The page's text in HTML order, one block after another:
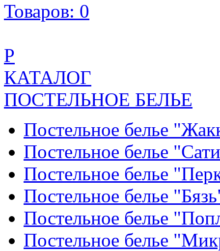
Товаров: 0
Р
КАТАЛОГ
ПОСТЕЛЬНОЕ БЕЛЬЕ
Постельное белье
Постельное белье
Постельное белье
Постельное белье
Постельное белье
Постельное белье